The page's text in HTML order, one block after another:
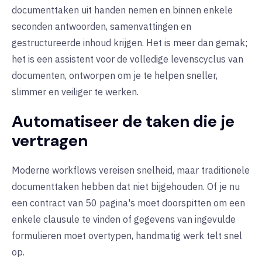
documenttaken uit handen nemen en binnen enkele
seconden antwoorden, samenvattingen en
gestructureerde inhoud krijgen. Het is meer dan gemak;
het is een assistent voor de volledige levenscyclus van
documenten, ontworpen om je te helpen sneller,
slimmer en veiliger te werken.
Automatiseer de taken die je
vertragen
Moderne workflows vereisen snelheid, maar traditionele
documenttaken hebben dat niet bijgehouden. Of je nu
een contract van 50 pagina's moet doorspitten om een
enkele clausule te vinden of gegevens van ingevulde
formulieren moet overtypen, handmatig werk telt snel
op.